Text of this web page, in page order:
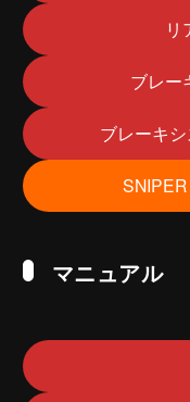
リ
ブレー
ブレーキ
マニュアル